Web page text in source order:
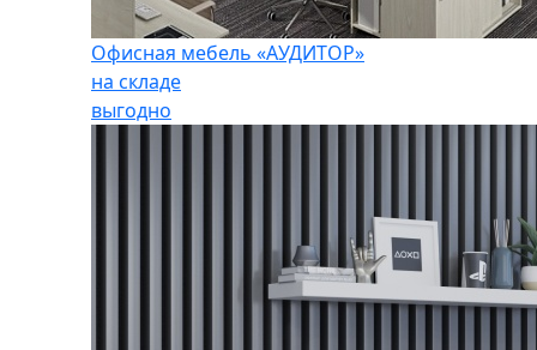
Офисная мебель «АУДИТОР»
на складе
выгодно